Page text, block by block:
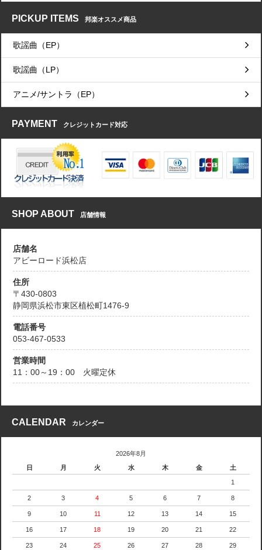
PICKUP ITEMS 邦楽オススメ商品
歌謡曲（EP）
歌謡曲（LP）
アニメ/サントラ（EP）
PAYMENT クレジットカード対応
SHOP ABOUT 店舗情報
店舗名
アビーロード浜松店
住所
〒430-0803
静岡県浜松市東区植松町1476-9
電話番号
053-467-0533
営業時間
11：00～19：00 火曜定休
CALENDAR カレンダー
2026年8月
日
月 火 水 木 金 土
1
2 3 4 5 6 7 8
9 10 11 12 13 14 15
16 17 18 19 20 21 22
23 24 25 26 27 28 29